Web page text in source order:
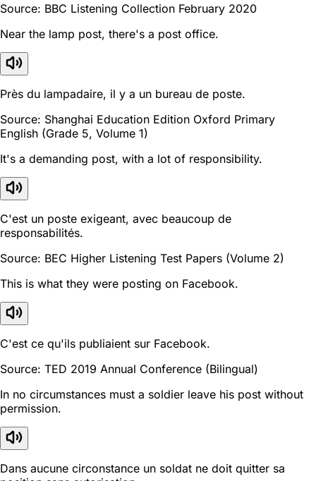
Source: BBC Listening Collection February 2020
Near the lamp post, there's a post office.
Près du lampadaire, il y a un bureau de poste.
Source: Shanghai Education Edition Oxford Primary
English (Grade 5, Volume 1)
It's a demanding post, with a lot of responsibility.
C'est un poste exigeant, avec beaucoup de
responsabilités.
Source: BEC Higher Listening Test Papers (Volume 2)
This is what they were posting on Facebook.
C'est ce qu'ils publiaient sur Facebook.
Source: TED 2019 Annual Conference (Bilingual)
In no circumstances must a soldier leave his post without
permission.
Dans aucune circonstance un soldat ne doit quitter sa